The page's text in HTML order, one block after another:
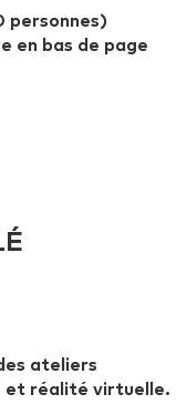
personnes)
en bas de page
ateliers
et réalité virtuelle.